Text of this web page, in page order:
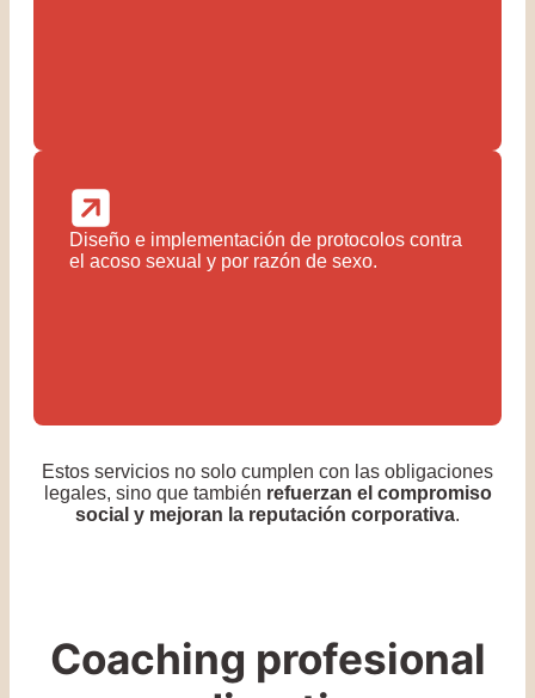
Diseño e implementación de protocolos contra
el acoso sexual y por razón de sexo.
Estos servicios no solo cumplen con las obligaciones
legales, sino que también refuerzan el compromiso
social y mejoran la reputación corporativa.
Coaching profesional